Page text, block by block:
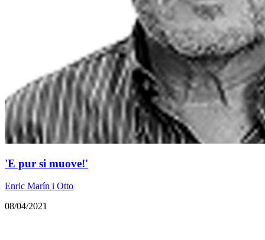
'E pur si muove!'
Enric Marín i Otto
08/04/2021